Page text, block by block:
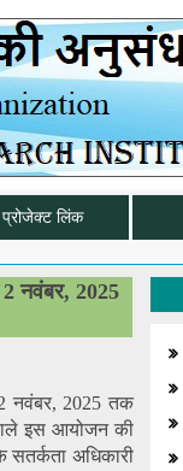
प्रोजेक्ट लिंक
नवंबर, 2025
नवंबर, 2025 तक
इस आयोजन की
अधिकारी